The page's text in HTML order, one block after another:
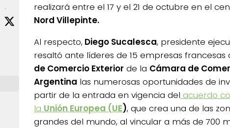
realizará entre el 17 y el 21 de octubre en el
Nord Villepinte.
Al respecto, Diego Sucalesca, presidente
resaltó ante líderes de 15 empresas
de Comercio Exterior de la Cámara de
Argentina las numerosas oportunidades de
partir de la entrada en vigencia del acuerdo
la Unión Europea (UE), que crea una de las
grandes del mundo, al vincular a más de 700
·